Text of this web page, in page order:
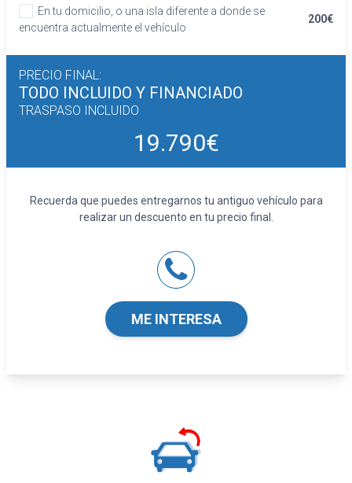
Equipo de audio
Regulación de los faros con sensor de
Sistema de distancia de aparcamiento
traseros con sensor
Seguridad
Airbag frontal del conductor y acompañante
reposacabezas en asientos traseros
Limpiaparabrisas delantero con sensor de
Indicador de baja presión de los neumáticos
Equipamiento orientativo basado en el
modelo. Para detalle, dirigirse a
concesionario.
En tu domicilio, o una isla diferente a donde se
encuentra actualmente el vehículo
200€
PRECIO FINAL:
TODO INCLUIDO Y FINANCIADO
TRASPASO INCLUIDO
19.790€
Recuerda que puedes entregarnos tu antiguo vehículo para
realizar un descuento en tu precio final.
ME INTERESA